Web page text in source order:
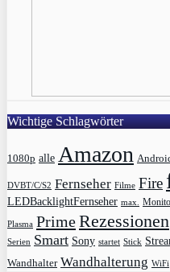
Wichtige Schlagwörter
1080p alle Amazon
DVBT/C/S2 Fernseher Filme Fire
LEDBacklightFernseher max.
Plasma PrimeRezessionen
Serien Smart Sony startet Stick
Wandhalter Wandhalterung WiFi